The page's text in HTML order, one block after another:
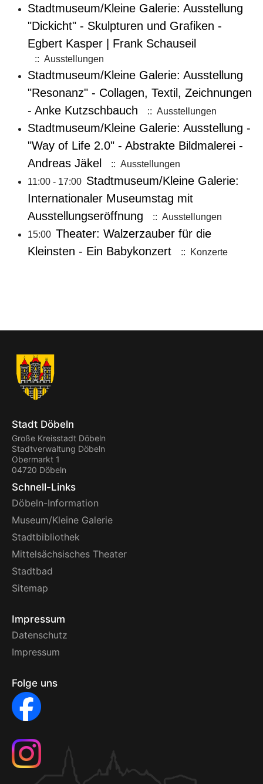
Stadtmuseum/Kleine Galerie: Ausstellung
"Dickicht" - Skulpturen und Grafiken -
Egbert Kasper | Frank Schauseil
:: Ausstellungen
Stadtmuseum/Kleine Galerie: Ausstellung
"Resonanz" - Collagen, Textil, Zeichnungen
- Anke Kutzschbauch
:: Ausstellungen
Stadtmuseum/Kleine Galerie: Ausstellung -
"Way of Life 2.0" - Abstrakte Bildmalerei -
Andreas Jäkel
:: Ausstellungen
11:00 - 17:00 Stadtmuseum/Kleine Galerie:
Internationaler Museumstag mit
Ausstellungseröffnung
:: Ausstellungen
15:00 Theater: Walzerzauber für die
Kleinsten - Ein Babykonzert
:: Konzerte
Stadt Döbeln
Große Kreisstadt Döbeln
Stadtverwaltung Döbeln
Obermarkt 1
04720 Döbeln
Schnell-Links
Döbeln-Information
Museum/Kleine Galerie
Stadtbibliothek
Mittelsächsisches Theater
Stadtbad
Sitemap
Impressum
Datenschutz
Impressum
Folge uns